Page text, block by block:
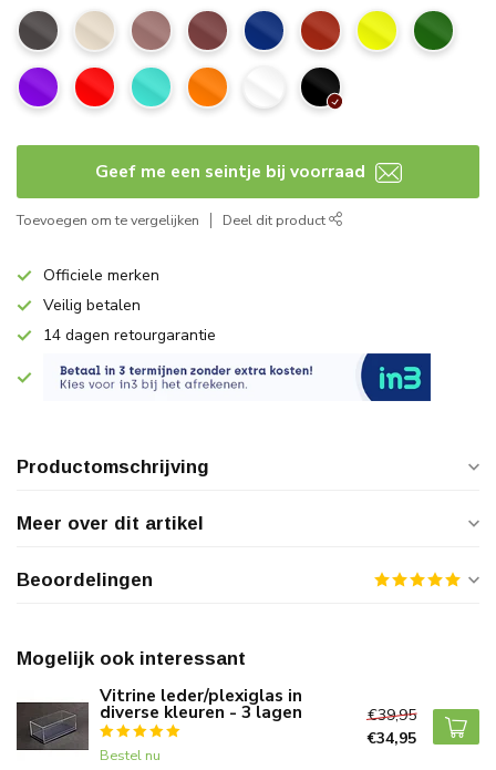
Geef me een seintje bij voorraad
Toevoegen om te vergelijken Deel dit product
Officiele merken
Veilig betalen
14 dagen retourgarantie
Productomschrijving
Meer over dit artikel
Beoordelingen
Mogelijk ook interessant
Vitrine leder/plexiglas in
diverse kleuren - 3 lagen
Bestel nu
€39,95
€34,95